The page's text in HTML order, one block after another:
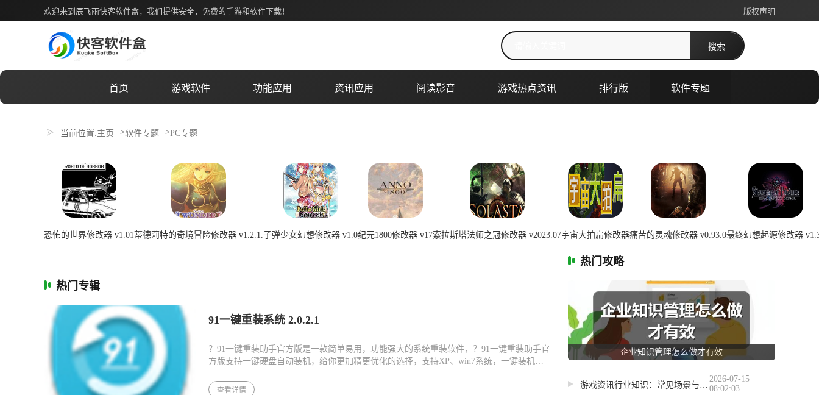
PC专题欢迎来到辰飞雨快客软件盒，我们提供安全，免费的手游和软件下载！ 版权声明
搜索关键词
搜索
首页 游戏软件 功能应用 资讯应用 阅读影音 游戏热点资讯 排行版 软件专题
当前位置:主页 >软件专题 >PC专题
恐怖的世界修改器 v1.01蒂德莉特的奇境冒险修改器 v1.2.1.子弹少女幻想修改器 v1.0纪元1800修改器 v17索拉斯塔法师之冠修改器 v2023.07宇宙大拍扁修改器痛苦的灵魂修改器 v0.93.0最终幻想起源修改器
热门专辑
91一键重装系统 2.0.2.1
？91一键重装助手官方版是一款简单易用，功能强大的系统重装软件，？91一键重装助手官
方版支持一键硬盘自动装机，给你更加精更优化的选择，支持XP、win7系统，一键装机快
查看详情
热门攻略
企业知识管理怎么做才有效
游戏资讯行业知识：常见场景与选择要点，5大方法解决难题
2026-07-15
08:02:03